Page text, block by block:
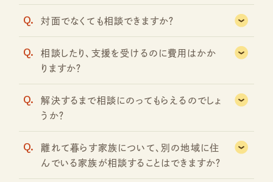
Q. 対面でなくても相談できますか？
Q.
相談したり、支援を受けるのに費用はかか
りますか？
Q.
解決するまで相談にのってもらえるのでしょ
うか？
Q.
離れて暮らす家族について、別の地域に住
んでいる家族が相談することはできますか？